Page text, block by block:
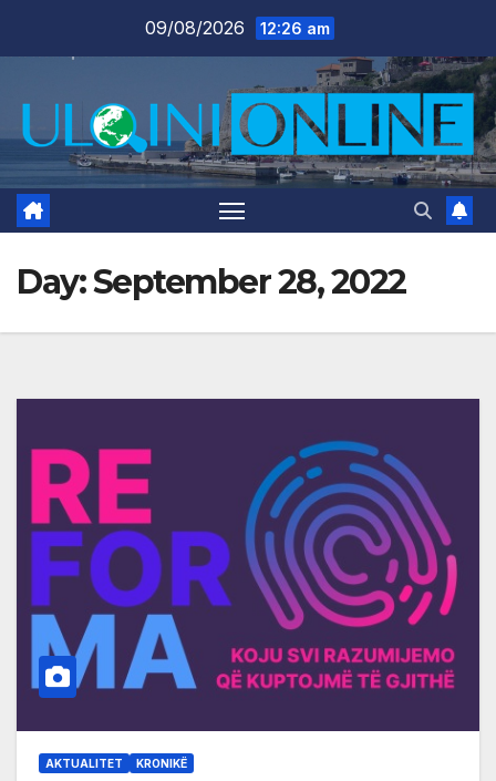
09/08/2026 12:26 am
Day:September 28, 2022
AKTUALITET KRONIKË